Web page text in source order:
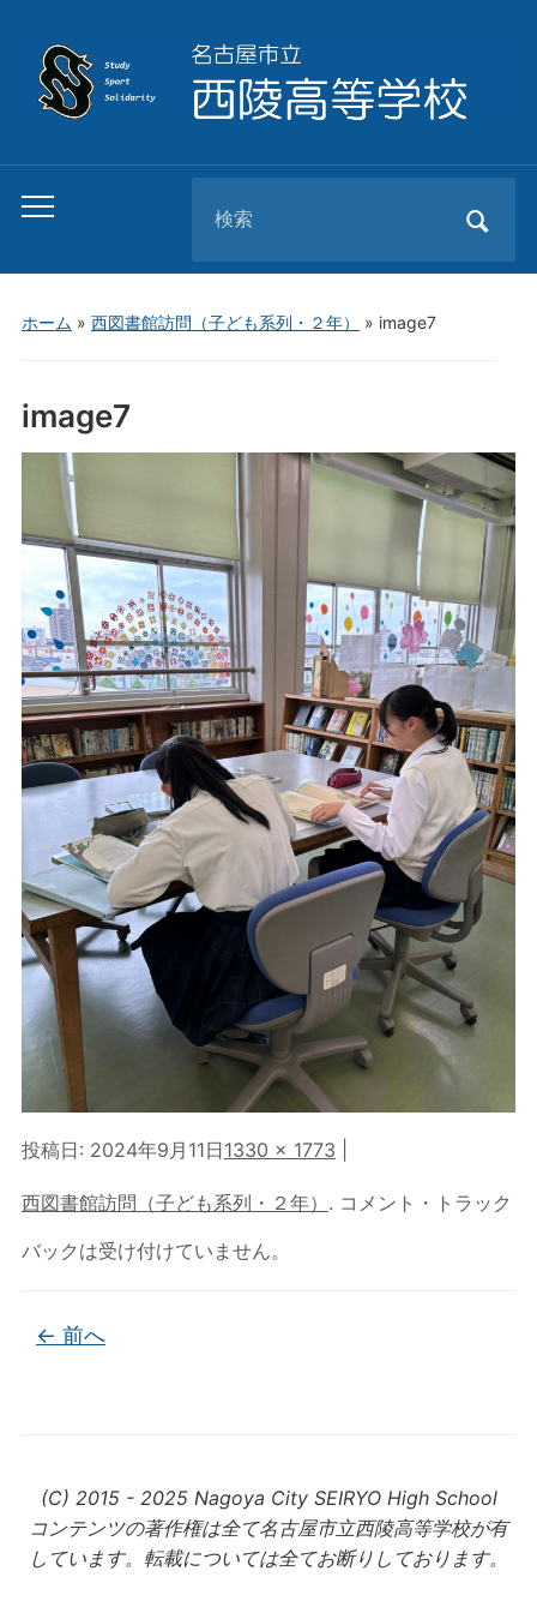
Toggle
menu
for:
ホーム » 西図書館訪問（子ども系列・２年） » image7
image7
投稿日: 2024年9月11日1330 × 1773
西図書館訪問（子ども系列・２年） . コメント・トラック
バックは受け付けていません。
← 前へ
(C) 2015 - 2025 Nagoya City SEIRYO High School
コンテンツの著作権は全て名古屋市立西陵高等学校が有
しています。転載については全てお断りしております。